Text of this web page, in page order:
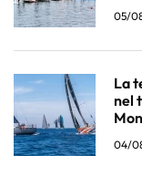
05/
La
nel
04/